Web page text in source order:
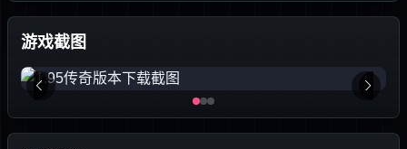
游戏截图